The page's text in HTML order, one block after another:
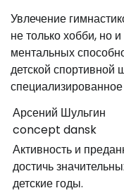
Увлечение
не только хобби, но
ментальных
детской спортивной
Арсений Шульгин
concept dansk
Активность и
достичь
детские годы.